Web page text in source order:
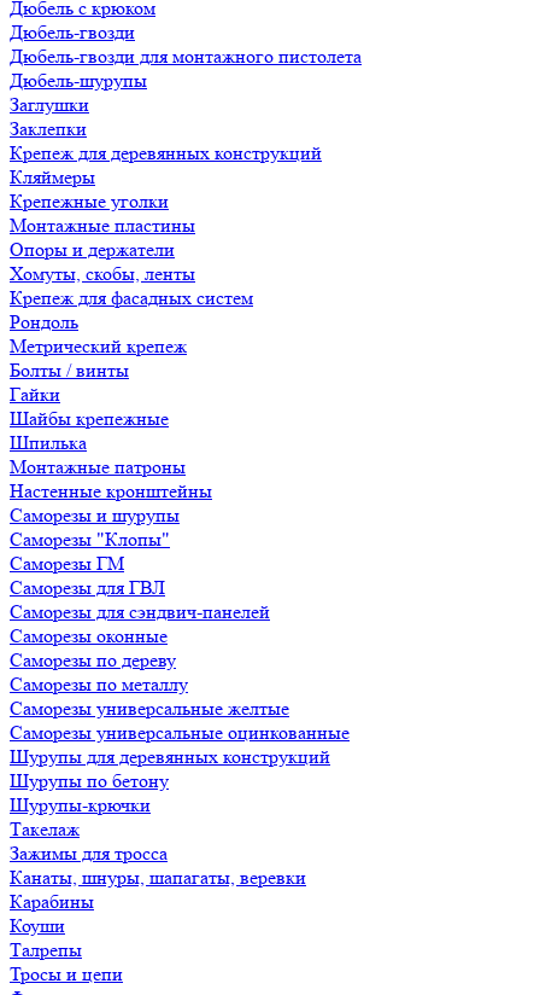
Дюбель с крюком
Дюбель-гвозди
Дюбель-гвозди для монтажного пистолета
Дюбель-шурупы
Заглушки
Заклепки
Крепеж для деревянных конструкций
Кляймеры
Крепежные уголки
Монтажные пластины
Опоры и держатели
Хомуты, скобы, ленты
Крепеж для фасадных систем
Рондоль
Метрический крепеж
Болты / винты
Гайки
Шайбы крепежные
Шпилька
Монтажные патроны
Настенные кронштейны
Саморезы и шурупы
Саморезы "Клопы"
Саморезы ГМ
Саморезы для ГВЛ
Саморезы для сэндвич-панелей
Саморезы оконные
Саморезы по дереву
Саморезы по металлу
Саморезы универсальные желтые
Саморезы универсальные оцинкованные
Шурупы для деревянных конструкций
Шурупы по бетону
Шурупы-крючки
Такелаж
Зажимы для тросса
Канаты, шнуры, шапагаты, веревки
Карабины
Коуши
Талрепы
Тросы и цепи